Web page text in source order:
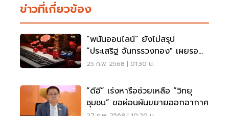
ข่าวที่เกี่ยวข้อง
“พนันออนไลน์” ยังไม่สรุป
“ประเสริฐ จันทรรวงทอง" เผยรอ
ถกอีกรอบ
25 ก.พ. 2568 | 01:30 น.
“ดีอี” เร่งหารือช่วยเหลือ “วิทยุ
ชุมชน” ขอผ่อนผันขยายออกอากาศ